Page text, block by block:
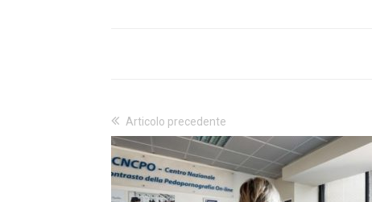
Articolo precedente